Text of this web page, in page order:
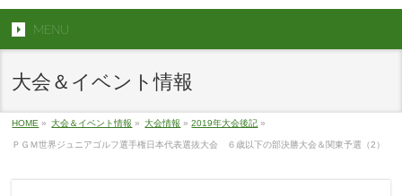
MENU
大会＆イベント情報
HOME » 大会＆イベント情報 » 大会情報 »2019年大会後記 »
ＰＧＭ世界ジュニアゴルフ選手権日本代表選抜大会 ６歳以下の部決勝大会＆関東予選（2）